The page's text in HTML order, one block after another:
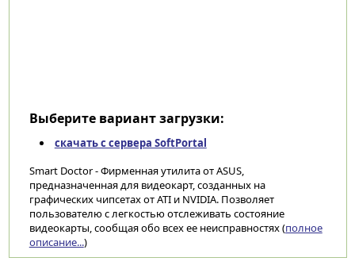
Выберите вариант загрузки:
скачать с сервера SoftPortal
Smart Doctor - Фирменная утилита от ASUS,
предназначенная для видеокарт, созданных на
графических чипсетах от ATI и NVIDIA. Позволяет
пользователю с легкостью отслеживать состояние
видеокарты, сообщая обо всех ее неисправностях (полное
описание...)